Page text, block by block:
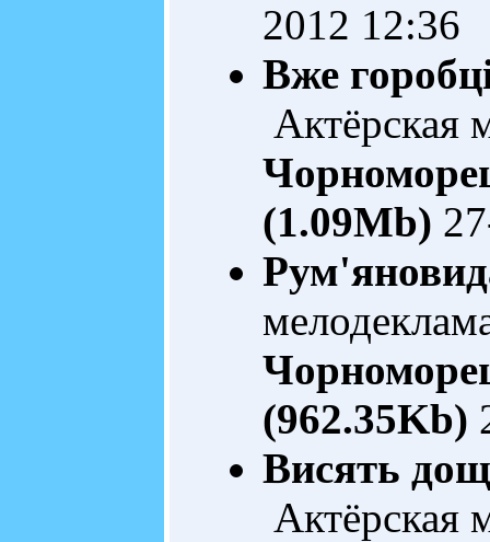
2012 12:36
Вже
Актёрская
(1.09Mb)
(962.35Kb)
Висять
Актёрская